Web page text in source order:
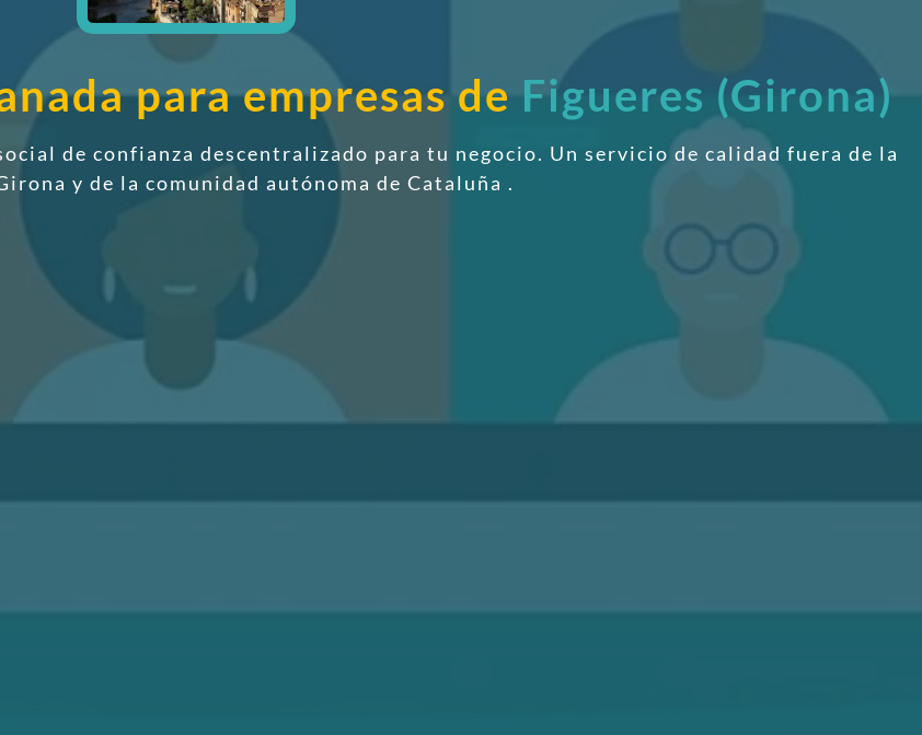
para empresas deFigueres (Girona)
de confianza descentralizado para tu negocio. Un servicio de calidad fuera de la
y de la comunidad autónoma de Cataluña .